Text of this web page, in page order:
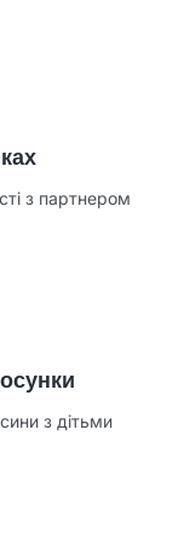
з партнером
з дітьми